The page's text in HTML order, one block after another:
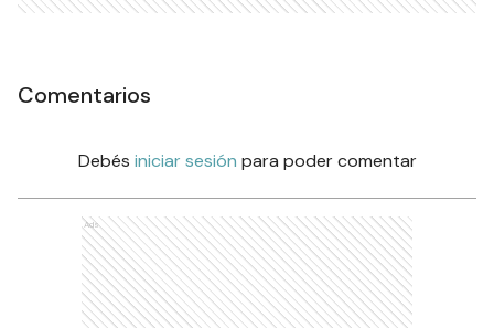
Comentarios
Debés iniciar sesión para poder comentar
Ads